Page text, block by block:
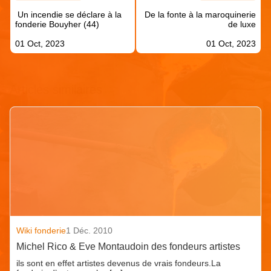
l’article
Un incendie se déclare à la
fonderie Bouyher (44)
01 Oct, 2023
De la fonte à la maroquinerie
de luxe
01 Oct, 2023
Wiki fonderie1 Déc. 2010
Michel Rico & Eve Montaudoin des fondeurs artistes
ils sont en effet artistes devenus de vrais fondeurs.La